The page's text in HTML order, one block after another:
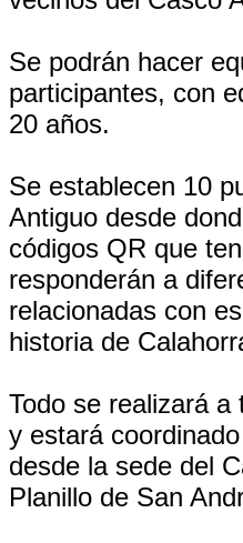
Se podrán hacer
participantes, con
20 años.
Se establecen 10
Antiguo desde
códigos QR que
responderán a
relacionadas con
historia de
Todo se realizará
y estará
desde la sede del
Planillo de San